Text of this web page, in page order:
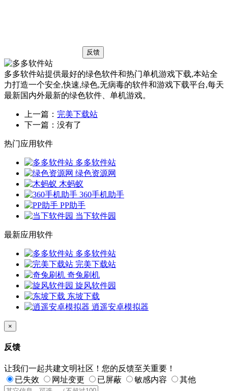
反馈
多多软件站提供最好的绿色软件和热门单机游戏下载,本站全
力打造一个安全,快速,绿色,无病毒的软件和游戏下载平台,每天
最新国内外最新的绿色软件、单机游戏。
上一篇： 完美下载站
下一篇： 没有了
热门应用软件
多多软件站
绿色资源网
木蚂蚁
360手机助手
PP助手
当下软件园
最新应用软件
多多软件站
完美下载站
奇兔刷机
旋风软件园
东坡下载
逍遥安卓模拟器
×
反馈
让我们一起共建文明社区！您的反馈至关重要！
已失效
网址变更 已屏蔽 敏感内容 其他